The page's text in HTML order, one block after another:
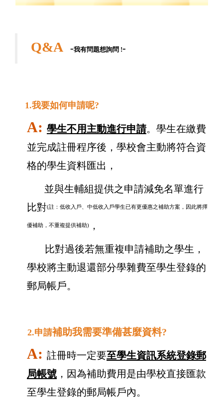
Q&A -我有問題想詢問 !-
1.我要如何申請呢?
A: 學生不用主動進行申請。學生在繳費
並完成註冊程序後，學校會主動將符合資
格的學生資料匯出，
並與生輔組提供之申請減免名單進行
比對(註：低收入戶、中低收入戶學生已有更優惠之補助方案，因此將擇
優補助，不重複提供補助) ，
比對過後若無重複申請補助之學生，
學校將主動退還部分學雜費至學生登錄的
郵局帳戶。
2.申請補助我需要準備甚麼資料?
A: 註冊時一定要至學生資訊系統登錄郵
局帳號 ，因為補助費用是由學校直接匯款
至學生登錄的郵局帳戶內。